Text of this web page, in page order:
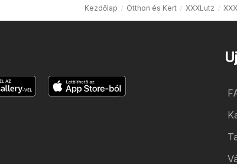
Kezdőlap Otthon és Kert XXXLutz